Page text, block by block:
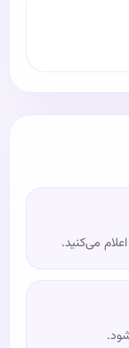
می‌کنید.